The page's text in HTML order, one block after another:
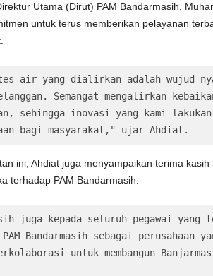
Utama (Dirut) PAM Bandarmasih,
untuk terus memberikan pelayanan
air yang dialirkan adalah wujud
Semangat mengalirkan
sehingga inovasi yang kami lakukan
bagi masyarakat," ujar Ahdiat.
ini, Ahdiat juga menyampaikan terima
terhadap PAM Bandarmasih.
juga kepada seluruh pegawai yang
PAM Bandarmasih sebagai
untuk membangun